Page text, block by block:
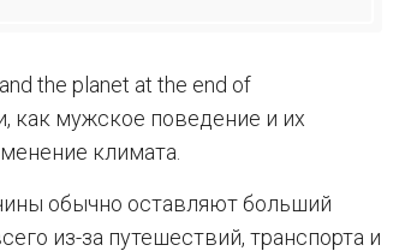
the planet at the end of
как мужское поведение и их
климата.
обычно оставляют больший
из-за путешествий, транспорта и